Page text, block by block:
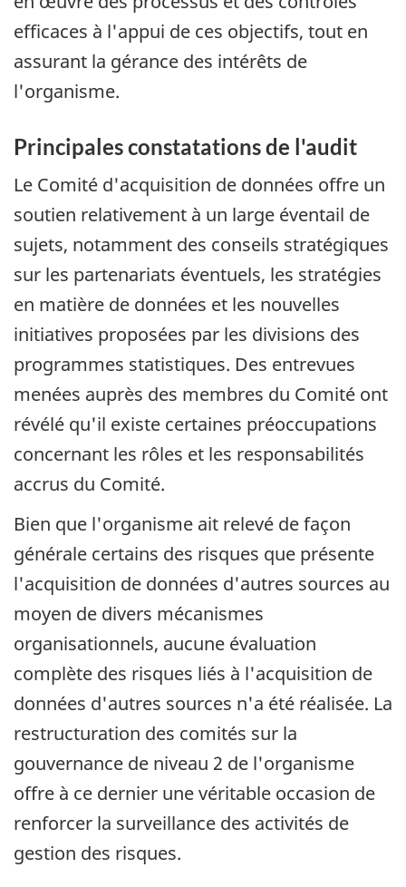
efficaces à l'appui de ces objectifs, tout en
assurant la gérance des intérêts de
l'organisme.
Principales constatations de l'audit
Le Comité d'acquisition de données offre un
soutien relativement à un large éventail de
sujets, notamment des conseils stratégiques
sur les partenariats éventuels, les stratégies
en matière de données et les nouvelles
initiatives proposées par les divisions des
programmes statistiques. Des entrevues
menées auprès des membres du Comité ont
révélé qu'il existe certaines préoccupations
concernant les rôles et les responsabilités
accrus du Comité.
Bien que l'organisme ait relevé de façon
générale certains des risques que présente
l'acquisition de données d'autres sources au
moyen de divers mécanismes
organisationnels, aucune évaluation
complète des risques liés à l'acquisition de
données d'autres sources n'a été réalisée. La
restructuration des comités sur la
gouvernance de niveau 2 de l'organisme
offre à ce dernier une véritable occasion de
renforcer la surveillance des activités de
gestion des risques.